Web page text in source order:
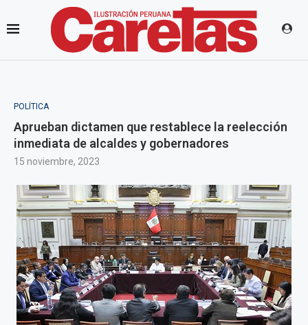
POLÍTICA
Aprueban dictamen que restablece la reelección
inmediata de alcaldes y gobernadores
15 noviembre, 2023